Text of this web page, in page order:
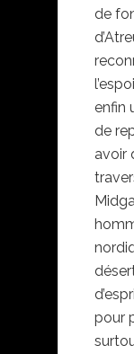
de
enfin
de
avoir
pour